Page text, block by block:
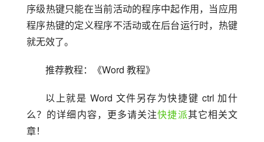
序级热键只能在当前活动的程序中起作用，当应用
程序热键的定义程序不活动或在后台运行时，热键
就无效了。
推荐教程：《Word 教程》
以上就是 Word 文件另存为快捷键 ctrl 加什
么？的详细内容，更多请关注快捷派其它相关文
章！